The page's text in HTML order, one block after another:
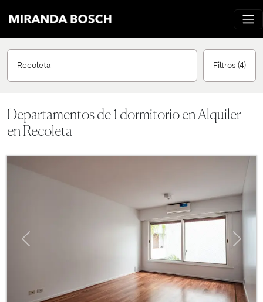
Recoleta Filtros (4)
Departamentos de 1 dormitorio en Alquiler
en Recoleta
Previous